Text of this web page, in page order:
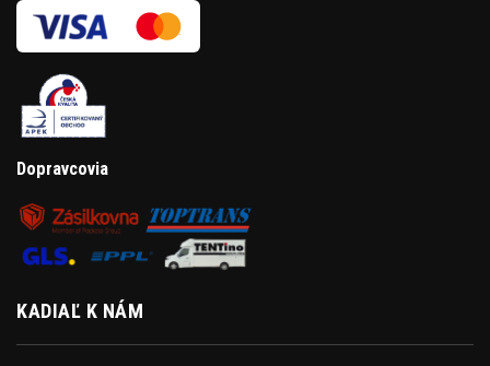
Dopravcovia
KADIAĽ K NÁM